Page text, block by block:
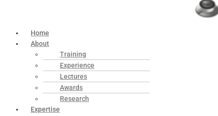
Home
About
Training
Experience
Lectures
Awards
Research
Expertise